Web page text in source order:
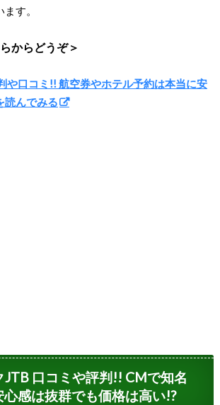
す。
からどうぞ＞
や口コミ!! 航空券やホテル予約は本当に安
読んでみる
JTB 口コミや評判!! CMで知名
感は抜群でも価格は高い!?